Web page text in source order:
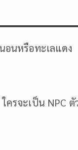
อนหรือทะเลแดง
ครจะเป็น NPC ตั